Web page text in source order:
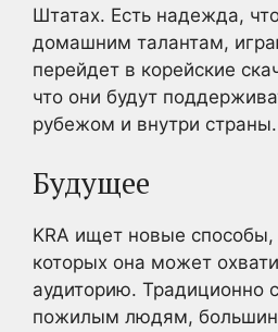
Штатах. Есть надежда,
домашним талантам,
перейдет в корейские
что они будут
рубежом и внутри страны.
Будущее
KRA ищет новые
которых она может
аудиторию. Традиционно
пожилым людям,